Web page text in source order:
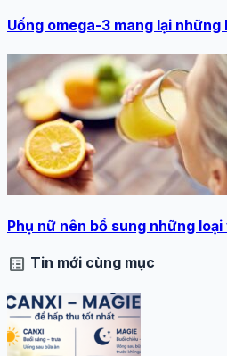
Uống omega-3 mang lại
Phụ nữ nên bổ sung những
list_alt Tin mới cùng mục